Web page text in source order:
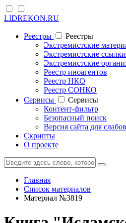
LIDREKON.RU
Реестры
Реестры
Экстремистские
Экстремистские ссылки
Экстремистские
Реестр иноагентов
Реестр НКО
Реестр СОНКО
Cервисы
Cервисы
Контент-фильтр
Безопасный поиск
Версия сайта для
Скрипты
О проекте
Главная
Список материалов
Материал №3819